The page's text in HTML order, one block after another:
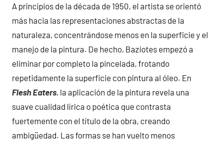
A principios de la década de 1950, el artista se orientó
más hacia las representaciones abstractas de la
naturaleza, concentrándose menos en la superficie y el
manejo de la pintura. De hecho, Baziotes empezó a
eliminar por completo la pincelada, frotando
repetidamente la superficie con pintura al óleo. En
Flesh Eaters, la aplicación de la pintura revela una
suave cualidad lírica o poética que contrasta
fuertemente con el título de la obra, creando
ambigüedad. Las formas se han vuelto menos